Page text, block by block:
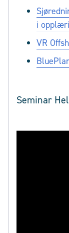
i
VR
Seminar